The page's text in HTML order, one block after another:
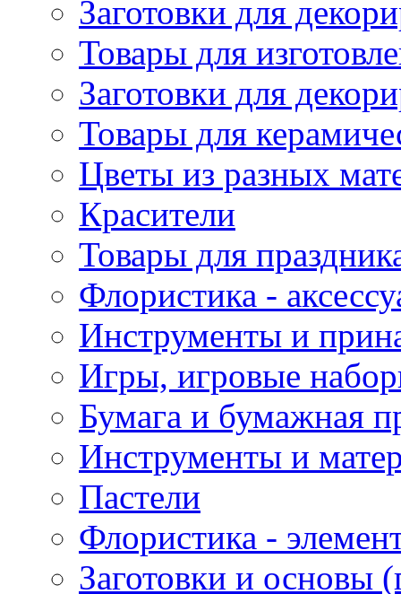
Заготовки для
Товары для
Заготовки для
Товары для
Цветы из разных
Красители
Товары для
Флористика -
Инструменты и
Игры, игровые
Бумага и бумажная
Инструменты и
Пастели
Флористика -
Заготовки и основы